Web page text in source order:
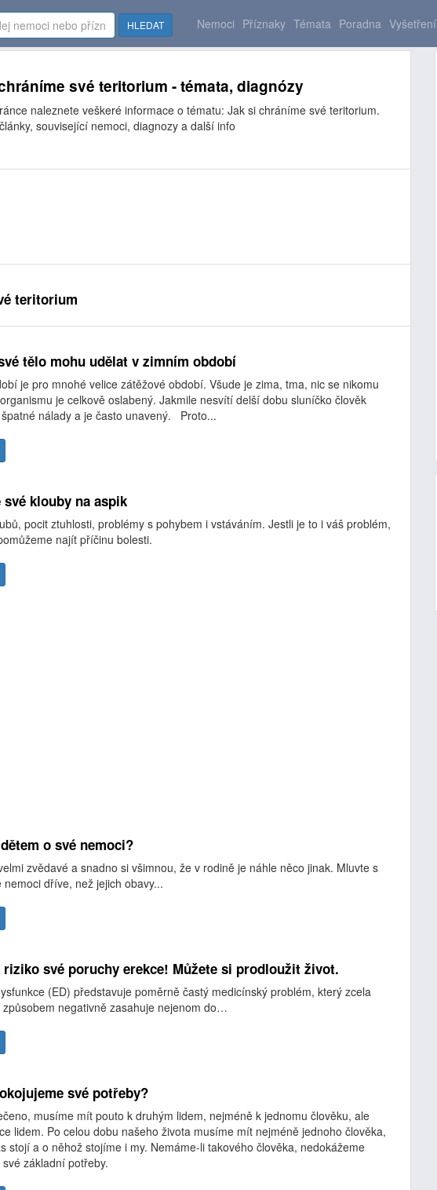
HLEDAT Nemoci Příznaky Témata Poradna Vyšetření
své teritorium - témata, diagnózy
naleznete veškeré informace o tématu: Jak si chráníme své teritorium.
související nemoci, diagnozy a další info
teritorium
tělo mohu udělat v zimním období
je pro mnohé velice zátěžové období. Všude je zima, tma, nic se nikomu
je celkově oslabený. Jakmile nesvítí delší dobu sluníčko člověk
nálady a je často unavený. Proto...
své klouby na aspik
pocit ztuhlosti, problémy s pohybem i vstáváním. Jestli je to i váš problém,
najít příčinu bolesti.
o své nemoci?
zvědavé a snadno si všimnou, že v rodině je náhle něco jinak. Mluvte s
nemoci dříve, než jejich obavy...
riziko své poruchy erekce! Můžete si prodloužit život.
(ED) představuje poměrně častý medicínský problém, který zcela
negativně zasahuje nejenom do…
své potřeby?
musíme mít pouto k druhým lidem, nejméně k jednomu člověku, ale
lidem. Po celou dobu našeho života musíme mít nejméně jednoho člověka,
stojí a o něhož stojíme i my. Nemáme-li takového člověka, nedokážeme
základní potřeby.